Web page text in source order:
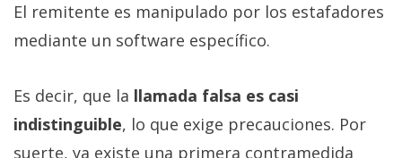
El remitente es manipulado por los estafadores
mediante un software específico.
Es decir, que la llamada falsa es casi
indistinguible, lo que exige precauciones. Por
suerte, ya existe una primera contramedida